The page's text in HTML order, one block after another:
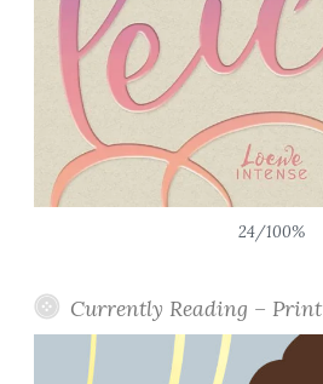
24/100%
Currently Reading – Print